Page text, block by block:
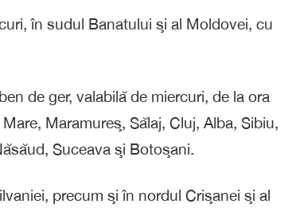
în sudul Banatului şi al Moldovei, cu
de ger, valabilă de miercuri, de la ora
Maramureş, Sălaj, Cluj, Alba, Sibiu,
Suceava şi Botoşani.
precum şi în nordul Crişanei şi al